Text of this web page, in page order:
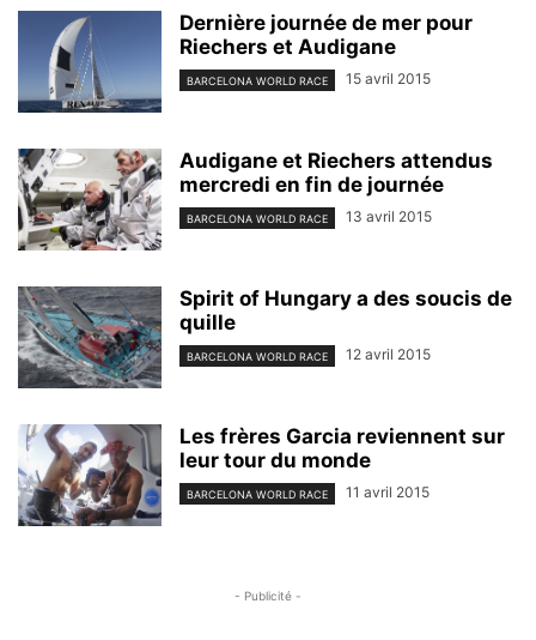
Dernière journée de mer pour
Riechers et Audigane
BARCELONA WORLD RACE 15 avril 2015
Audigane et Riechers attendus
mercredi en fin de journée
BARCELONA WORLD RACE 13 avril 2015
Spirit of Hungary a des soucis de
quille
BARCELONA WORLD RACE 12 avril 2015
Les frères Garcia reviennent sur
leur tour du monde
BARCELONA WORLD RACE 11 avril 2015
- Publicité -